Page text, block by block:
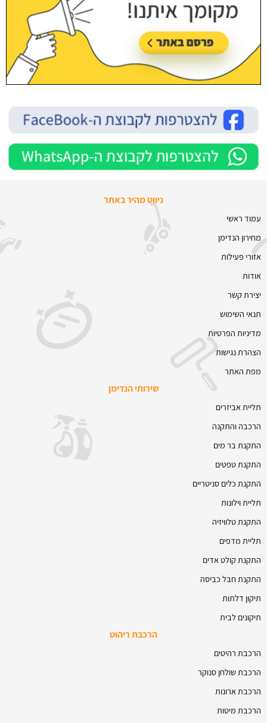
ניווט מהיר באתר
עמוד ראשי
מחירון הנדימן
אזורי פעילות
אודות
יצירת קשר
תנאי השימוש
מדיניות הפרטיות
הצהרת נגישות
מפת האתר
שירותי הנדימן
תליית אביזרים
הרכבה והתקנה
התקנת בר מים
התקנת טפטים
התקנת כלים סניטריים
תליית וילונות
התקנת טלוויזיה
תליית מדפים
התקנת קולט אדים
התקנת חבל כביסה
תיקון דלתות
תיקונים לבית
הרכבת ריהוט
הרכבת רהיטים
הרכבת שולחן סנוקר
הרכבת ארונות
הרכבת מיטות